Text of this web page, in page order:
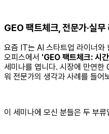
GEO 팩트체크, 전문가·실무
요즘 IT는 AI 스타트업 라이너와
오피스에서 'GEO 팩트체크: 시
세미나를 엽니다. 시장에 만연한
워 전문가의 생각과 사례를 들어
이 세미나에 모신 분들은 두 부류